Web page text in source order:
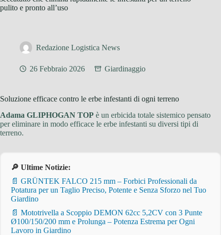
pulito e pronto all’uso
Redazione Logistica News
26 Febbraio 2026 Giardinaggio
Soluzione efficace contro le erbe infestanti di ogni terreno
Adama GLIPHOGAN TOP è un erbicida totale sistemico pensato
per eliminare in modo efficace le erbe infestanti su diversi tipi di
terreno.
🔎 Ultime Notizie:
📄 GRÜNTEK FALCO 215 mm – Forbici Professionali da
Potatura per un Taglio Preciso, Potente e Senza Sforzo nel Tuo
Giardino
📄 Mototrivella a Scoppio DEMON 62cc 5,2CV con 3 Punte
Ø100/150/200 mm e Prolunga – Potenza Estrema per Ogni
Lavoro in Giardino